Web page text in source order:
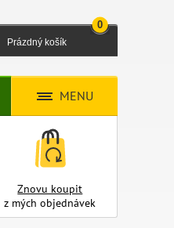
Prázdný košík
0
MENU
Znovu koupit
z mých objednávek